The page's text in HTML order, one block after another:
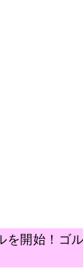
を開始！ゴル